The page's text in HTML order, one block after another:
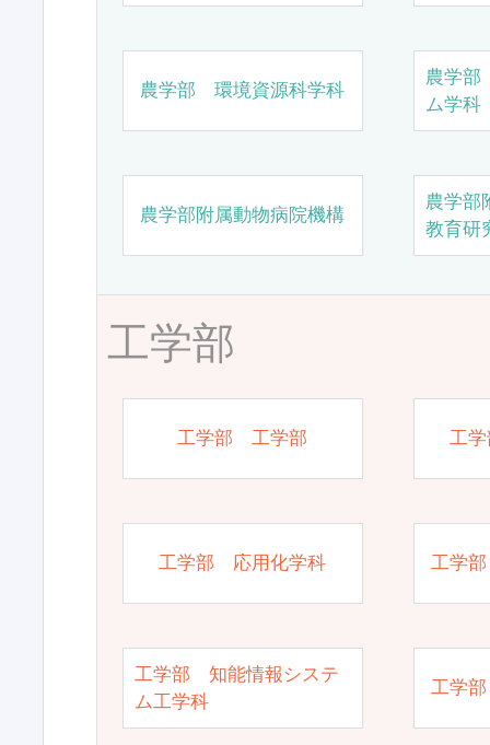
農学部 環境資源科学科
農学
ム学科
農学部附属動物病院機構
農学部
教育研
工学部
工学部 工学部 工
工学部 応用化学科 工学
工学部 知能情報システ
ム工学科
工学